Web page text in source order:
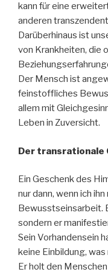
kann für eine
anderen
Darüberhinaus ist
von Krankheiten, die
Der Mensch ist
feinstoffliches
allem mit
Leben in Zuversicht.
Der
Ein Geschenk des
nur dann, wenn ich
Bewusstseinsarbeit.
sondern er
Sein Vorhandensein
keine Einbildung,
Er holt den